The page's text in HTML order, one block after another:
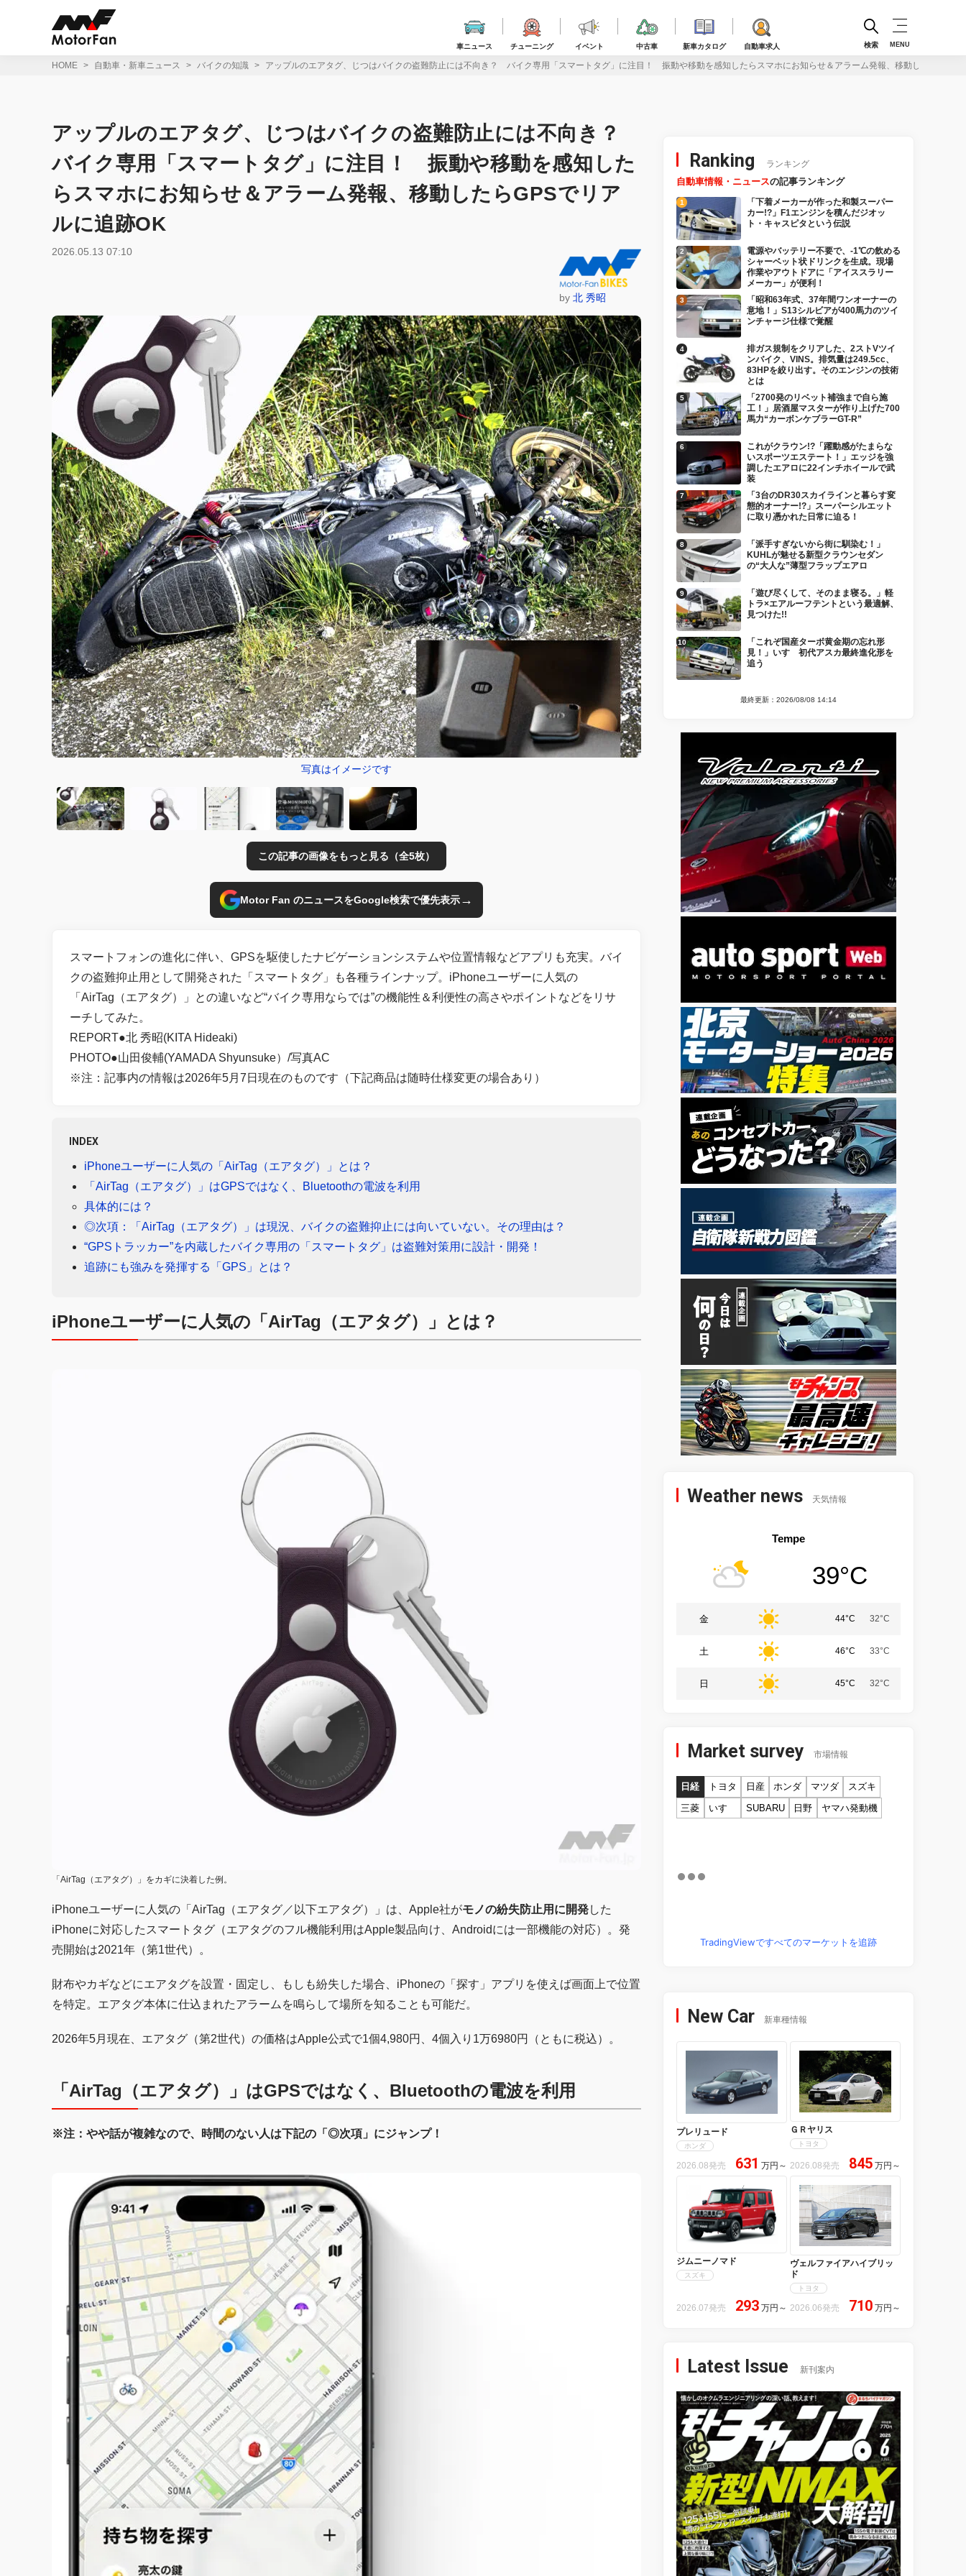
車ニュース チューニング イベント 中古車 新車カタログ 自動車求人 検索 MENU
HOME 自動車・新車ニュース バイクの知識 アップルのエアタグ、じつはバイクの盗難防止には不向き？ バイク専用「スマートタグ」に注目！ 振動や移動を感知したらスマホにお知らせ＆アラーム発報、移動したらGPS
アップルのエアタグ、じつはバイクの盗難防止には不向き？
バイク専用「スマートタグ」に注目！ 振動や移動を感知した
らスマホにお知らせ＆アラーム発報、移動したらGPSでリア
ルに追跡OK
2026.05.13 07:10
by北 秀昭
写真はイメージです
この記事の画像をもっと見る（全5枚）
Motor Fan のニュースをGoogle検索で優先表示→
スマートフォンの進化に伴い、GPSを駆使したナビゲーションシステムや位置情報などアプリも充実。バイ
クの盗難抑止用として開発された「スマートタグ」も各種ラインナップ。iPhoneユーザーに人気の
「AirTag（エアタグ）」との違いなど“バイク専用ならでは”の機能性＆利便性の高さやポイントなどをリサ
ーチしてみた。
REPORT●北 秀昭(KITA Hideaki)
PHOTO●山田俊輔(YAMADA Shyunsuke）/写真AC
※注：記事内の情報は2026年5月7日現在のものです（下記商品は随時仕様変更の場合あり）
INDEX
iPhoneユーザーに人気の「AirTag（エアタグ）」とは？
「AirTag（エアタグ）」はGPSではなく、Bluetoothの電波を利用
具体的には？
◎次項：「AirTag（エアタグ）」は現況、バイクの盗難抑止には向いていない。その理由は？
“GPSトラッカー”を内蔵したバイク専用の「スマートタグ」は盗難対策用に設計・開発！
追跡にも強みを発揮する「GPS」とは？
iPhoneユーザーに人気の「AirTag（エアタグ）」とは？
「AirTag（エアタグ）」をカギに決着した例。
iPhoneユーザーに人気の「AirTag（エアタグ／以下エアタグ）」は、Apple社がモノの紛失防止用に開発した
iPhoneに対応したスマートタグ（エアタグのフル機能利用はApple製品向け、Androidには一部機能の対応）。発
売開始は2021年（第1世代）。
財布やカギなどにエアタグを設置・固定し、もしも紛失した場合、iPhoneの「探す」アプリを使えば画面上で位置
を特定。エアタグ本体に仕込まれたアラームを鳴らして場所を知ることも可能だ。
2026年5月現在、エアタグ（第2世代）の価格はApple公式で1個4,980円、4個入り1万6980円（ともに税込）。
「AirTag（エアタグ）」はGPSではなく、Bluetoothの電波を利用
※注：やや話が複雑なので、時間のない人は下記の「◎次項」にジャンプ！
Ranking ランキング
自動車情報・ニュースの記事ランキング
「下着メーカーが作った和製スーパー
カー!?」F1エンジンを積んだジオッ
ト・キャスピタという伝説
電源やバッテリー不要で、-1℃の飲める
シャーベット状ドリンクを生成。現場
作業やアウトドアに「アイススラリー
メーカー」が便利！
「昭和63年式、37年間ワンオーナーの
意地！」S13シルビアが400馬力のツイ
ンチャージ仕様で覚醒
排ガス規制をクリアした、2ストVツイ
ンバイク、VINS。排気量は249.5cc、
83HPを絞り出す。そのエンジンの技術
とは
「2700発のリベット補強まで自ら施
工！」居酒屋マスターが作り上げた700
馬力“カーボンケブラーGT-R”
これがクラウン!?「躍動感がたまらな
いスポーツエステート！」エッジを強
調したエアロに22インチホイールで武
装
「3台のDR30スカイラインと暮らす変
態的オーナー!?」スーパーシルエット
に取り憑かれた日常に迫る！
「派手すぎないから街に馴染む！」
KUHLが魅せる新型クラウンセダン
の“大人な”薄型フラップエアロ
「遊び尽くして、そのまま寝る。」軽
トラ×エアルーフテントという最適解、
見つけた!!
「これぞ国産ターボ黄金期の忘れ形
見！」いすゞ初代アスカ最終進化形を
追う
最終更新：2026/08/08 14:14
Weather news 天気情報
Tempe
39°C
金 44°C 32°C
土 46°C 33°C
日 45°C 32°C
Market survey 市場情報
日経 トヨタ 日産 ホンダ マツダ
スズキ
三菱
いすゞ SUBARU 日野 ヤマハ発動機
TradingViewですべてのマーケットを追跡
New Car 新車種情報
プレリュード
ホンダ
2026.08発売 631 万円 ～
ＧＲヤリス
トヨタ
2026.08発売 845 万円 ～
ジムニーノマド
スズキ
2026.07発売 293 万円 ～
ヴェルファイアハイブリッ
ド
トヨタ
2026.06発売 710 万円 ～
Latest Issue 新刊案内